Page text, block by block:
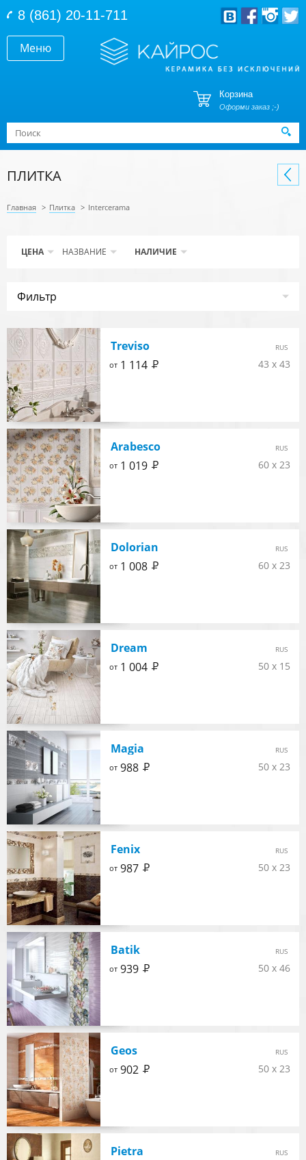
Меню
8 (861) 20-11-711
Корзина
Оформи заказ ;-)
Форма поиска
Поиск
ПЛИТКА
Главная > Плитка > Intercerama
ЦЕНА НАЗВАНИЕ НАЛИЧИЕ
Фильтр
Treviso
43 x 43
RUS
от1 114 Р
Arabesco
60 x 23
RUS
от1 019 Р
Dolorian
60 x 23
RUS
от1 008 Р
Dream
50 x 15
RUS
от1 004 Р
Magia
50 x 23
RUS
от988 Р
Fenix
50 x 23
RUS
от987 Р
Batik
50 x 46
RUS
от939 Р
Geos
50 x 23
RUS
от902 Р
Pietra
RUS